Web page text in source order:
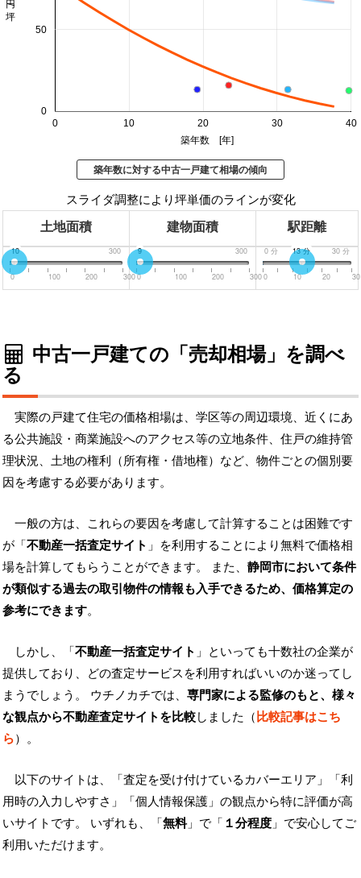
0 10 20 30 40
0
50
築年数 [年]
築年数に対する中古一戸建て相場の傾向
スライダ調整により坪単価のラインが変化
土地面積 建物面積 駅距離
0 300
10
0 100 200 300
0 300
9
0 100 200 300
0 分 30 分
13分
0 10 20 30
中古一戸建ての「売却相場」を調べ
る
実際の戸建て住宅の価格相場は、学区等の周辺環境、近くにあ
る公共施設・商業施設へのアクセス等の立地条件、住戸の維持管
理状況、土地の権利（所有権・借地権）など、物件ごとの個別要
因を考慮する必要があります。
一般の方は、これらの要因を考慮して計算することは困難です
が「不動産一括査定サイト 」を利用することにより無料で価格相
場を計算してもらうことができます。 また、 静岡市において条件
が類似する過去の取引物件の情報も入手できるため、価格算定の
参考にできます。
しかし、「不動産一括査定サイト 」といっても十数社の企業が
提供しており、どの査定サービスを利用すればいいのか迷ってし
まうでしょう。 ウチノカチでは、 専門家による監修のもと、様々
な観点から不動産査定サイトを比較しました（比較記事はこち
ら）。
以下のサイトは、「査定を受け付けているカバーエリア」「利
用時の入力しやすさ」「個人情報保護」の観点から特に評価が高
いサイトです。 いずれも、「無料」で「 １分程度 」で安心してご
利用いただけます。